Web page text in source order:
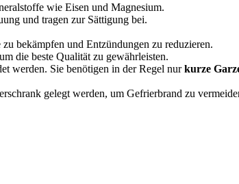
wie Eisen und Magnesium.
und tragen zur Sättigung bei.
bekämpfen und Entzündungen zu reduzieren.
die beste Qualität zu gewährleisten.
werden. Sie benötigen in der Regel nurkurze
gelegt werden, um Gefrierbrand zu